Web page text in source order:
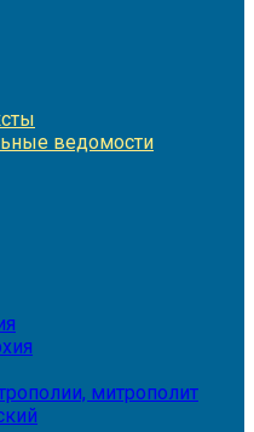
ведомости
митрополит